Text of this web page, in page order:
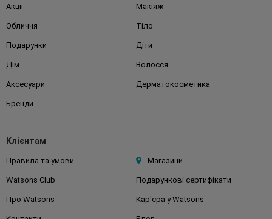
Акції Макіяж
Обличчя Тіло
Подарунки Діти
Дім Волосся
Аксесуари Дерматокосметика
Бренди
Клієнтам
Правила та умови Магазини
Watsons Club Подарункові сертифікати
Про Watsons Кар'єра у Watsons